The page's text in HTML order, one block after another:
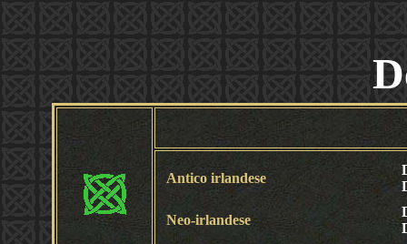
Antico irlandese
Neo-irlandese